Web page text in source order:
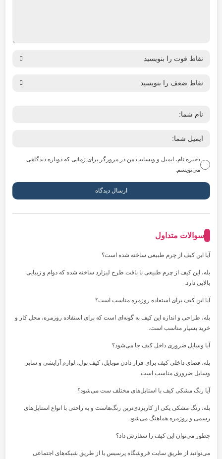
ذخیره نام، ایمیل و وبسایت من در مرورگر برای زمانی که دوباره دیدگاهی
می‌نویسم.
سوالات متداول
آیا این کیف از چرم طبیعی ساخته شده است؟
بله، این کیف از چرم طبیعی با بافت طرح لیزارد ساخته شده که دوام و زیبایی
بالایی دارد.
آیا این کیف برای استفاده روزمره مناسب است؟
بله، طراحی و اندازه این کیف به گونه‌ای است که برای استفاده روزمره، محل کار و
خرید بسیار مناسب است.
آیا وسایل ضروری داخل کیف جا می‌شود؟
بله، فضای داخلی کیف برای قرار دادن موبایل، کیف پول، لوازم آرایشی و سایر
وسایل ضروری مناسب است.
آیا رنگ مشکی کیف با استایل‌های مختلف ست می‌شود؟
بله، رنگ مشکی یکی از کاربردی‌ترین رنگ‌هاست و به راحتی با انواع استایل‌های
رسمی و روزمره هماهنگ می‌شود.
چطور می‌توان این کیف را سفارش داد؟
می‌توانید از طریق سایت فروشگاه پرسیس یا از طریق شبکه‌های اجتماعی